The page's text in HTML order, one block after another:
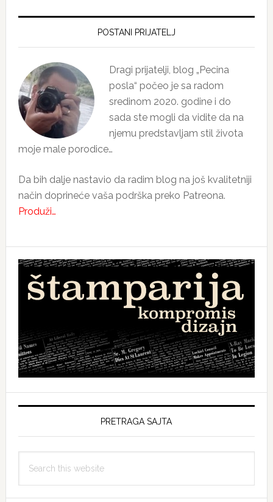
Primary
POSTANI PRIJATELJ
Dragi prijatelji, blog „Pecina
posla“ počeo je sa radom
sredinom 2020. godine i do
sada ste mogli da vidite da na
njemu predstavljam stil života
moje male porodice…
Da bih dalje nastavio da radim blog na još kvalitetniji
način doprineće vaša podrška preko Patreona.
Produži…
PRETRAGA SAJTA
this